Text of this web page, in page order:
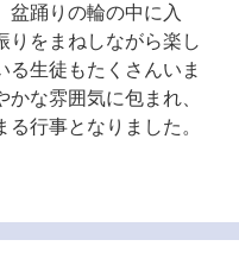
盆踊りの輪の中に入
りをまねしながら楽し
る生徒もたくさんいま
かな雰囲気に包まれ、
る行事となりました。